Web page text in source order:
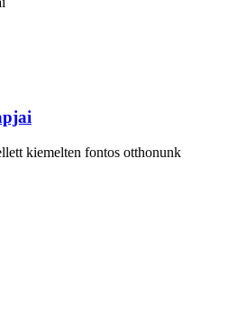
kiemelten fontos otthonunk